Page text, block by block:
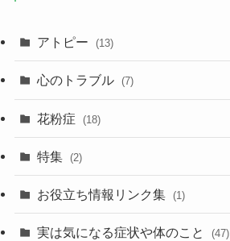
アトピー (13)
心のトラブル (7)
花粉症 (18)
特集 (2)
お役立ち情報リンク集 (1)
実は気になる症状や体のこと (47)